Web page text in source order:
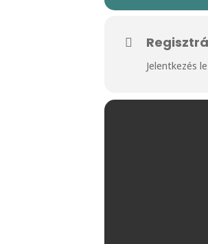
Jelentkezés